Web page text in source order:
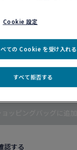
スレット
カスタマイズ
ショッピングバッグに追加
認する​
Cookie 設定
すべて拒否する
ての Cookie を受け入れる